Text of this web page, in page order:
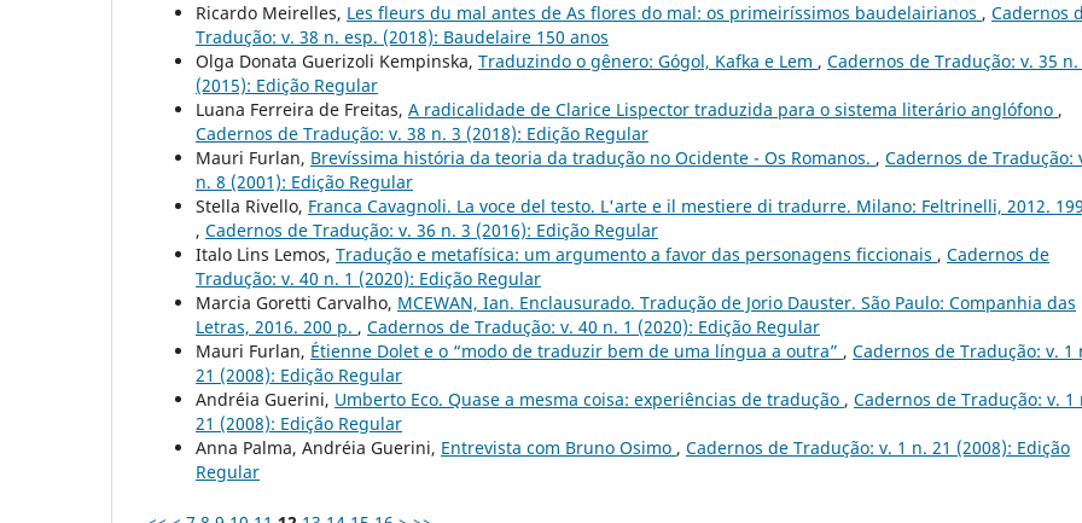
Ricardo Meirelles, Les fleurs du mal antes de As flores do mal: os primeiríssimos baudelairianos , Cadernos
Tradução: v. 38 n. esp. (2018): Baudelaire 150 anos
Olga Donata Guerizoli Kempinska, Traduzindo o gênero: Gógol, Kafka e Lem , Cadernos de Tradução: v. 35 n.
(2015): Edição Regular
Luana Ferreira de Freitas, A radicalidade de Clarice Lispector traduzida para o sistema literário anglófono ,
Cadernos de Tradução: v. 38 n. 3 (2018): Edição Regular
Mauri Furlan, Brevíssima história da teoria da tradução no Ocidente - Os Romanos. , Cadernos de Tradução:
n. 8 (2001): Edição Regular
Stella Rivello, Franca Cavagnoli. La voce del testo. L'arte e il mestiere di tradurre. Milano: Feltrinelli, 2012.
, Cadernos de Tradução: v. 36 n. 3 (2016): Edição Regular
Italo Lins Lemos, Tradução e metafísica: um argumento a favor das personagens ficcionais , Cadernos de
Tradução: v. 40 n. 1 (2020): Edição Regular
Marcia Goretti Carvalho, MCEWAN, Ian. Enclausurado. Tradução de Jorio Dauster. São Paulo: Companhia das
Letras, 2016. 200 p. , Cadernos de Tradução: v. 40 n. 1 (2020): Edição Regular
Mauri Furlan, Étienne Dolet e o “modo de traduzir bem de uma língua a outra” , Cadernos de Tradução: v. 1
21 (2008): Edição Regular
Andréia Guerini, Umberto Eco. Quase a mesma coisa: experiências de tradução , Cadernos de Tradução: v. 1
21 (2008): Edição Regular
Anna Palma, Andréia Guerini, Entrevista com Bruno Osimo , Cadernos de Tradução: v. 1 n. 21 (2008): Edição
Regular